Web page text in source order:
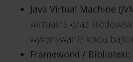
Java Virtual Machine
wirtualna oraz
wykonywania kodu
Frameworki / Biblioteki: